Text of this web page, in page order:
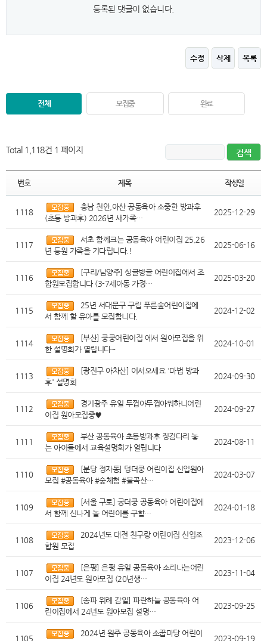
등록된 댓글이 없습니다.
수정 삭제 목록
전체 모집중 완료
Total 1,118건 1 페이지
번호 제목 작성일
1118
충남 천안,아산 공동육아 소중한 방과후
(초등 방과후) 2026년 새가족…
2025-12-29
1117
서초 함께크는 공동육아 어린이집 25,26
년 등원 가족을 기다립니다.!
2025-06-16
1116
[구리/남양주] 싱글벙글 어린이집에서 조
합원모집합니다 (3-7세아동 가정…
2025-03-20
1115
25년 서대문구 구립 푸른숲어린이집에
서 함께 할 유아를 모집합니다.
2024-12-02
1114
[부산] 쿵쿵어린이집 에서 원아모집을 위
한 설명회가 열립니다~
2024-10-01
1113
[광진구 아차산] 어서오세요 '마법 방과
후' 설명회
2024-09-30
1112
경기광주 유일 두껍아두껍아뭐하니어린
이집 원아모집중♥
2024-09-27
1111
부산 공동육아 초등방과후 징검다리 놓
는 아이들에서 교육설명회가 열립니다
2024-08-11
1110
[분당 정자동] 덩더쿵 어린이집 신입원아
모집 #공동육아 #숲체험 #불곡산…
2024-03-07
1109
[서울 구로] 궁더쿵 공동육아 어린이집에
서 함께 신나게 놀 어린이를 구합…
2024-01-18
1108
2024년도 대전 친구랑 어린이집 신입조
합원 모집
2023-12-06
1107
[은평] 은평 유일 공동육아 소리나는어린
이집 24년도 원아모집 (20년생…
2023-11-04
1106
[송파 위례 감일] 파란하늘 공동육아 어
린이집에서 24년도 원아모집 설명…
2023-09-25
1105
2024년 원주 공동육아 소꿉마당 어린이
2023-09-19